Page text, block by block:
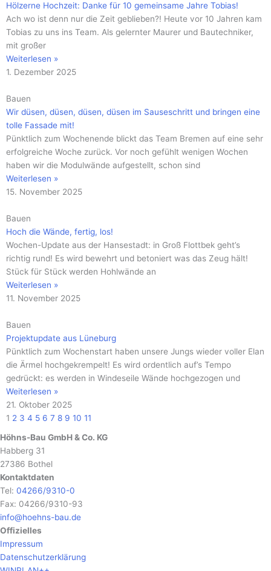
Hölzerne Hochzeit: Danke für 10 gemeinsame Jahre Tobias!
Ach wo ist denn nur die Zeit geblieben?! Heute vor 10 Jahren kam
Tobias zu uns ins Team. Als gelernter Maurer und Bautechniker,
mit großer
Weiterlesen »
1. Dezember 2025
Bauen
Wir düsen, düsen, düsen, düsen im Sauseschritt und bringen eine
tolle Fassade mit!
Pünktlich zum Wochenende blickt das Team Bremen auf eine sehr
erfolgreiche Woche zurück. Vor noch gefühlt wenigen Wochen
haben wir die Modulwände aufgestellt, schon sind
Weiterlesen »
15. November 2025
Bauen
Hoch die Wände, fertig, los!
Wochen-Update aus der Hansestadt: in Groß Flottbek geht’s
richtig rund! Es wird bewehrt und betoniert was das Zeug hält!
Stück für Stück werden Hohlwände an
Weiterlesen »
11. November 2025
Bauen
Projektupdate aus Lüneburg
Pünktlich zum Wochenstart haben unsere Jungs wieder voller Elan
die Ärmel hochgekrempelt! Es wird ordentlich auf’s Tempo
gedrückt: es werden in Windeseile Wände hochgezogen und
Weiterlesen »
21. Oktober 2025
1 2 3 4 5 6 7 8 9 10 11
Höhns-Bau GmbH & Co. KG
Habberg 31
27386 Bothel
Kontaktdaten
Tel: 04266/9310-0
Fax: 04266/9310-93
info@hoehns-bau.de
Offizielles
Impressum
Datenschutzerklärung